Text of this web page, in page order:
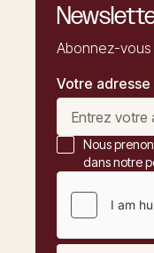
Abonnez-vous
Votre adresse
Nous
dans notre